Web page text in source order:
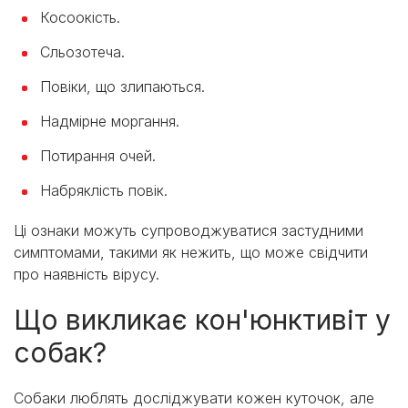
Косоокість.
Сльозотеча.
Повіки, що злипаються.
Надмірне моргання.
Потирання очей.
Набряклість повік.
Ці ознаки можуть супроводжуватися застудними
симптомами, такими як нежить, що може свідчити
про наявність вірусу.
Що викликає кон'юнктивіт у
собак?
Собаки люблять досліджувати кожен куточок, але